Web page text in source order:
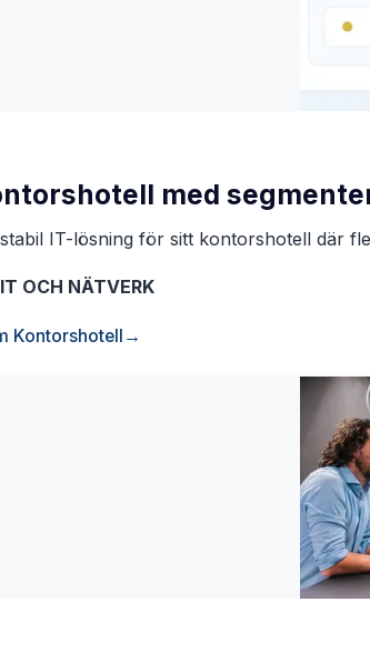
med
IT-lösning för sitt kontorshotell där
OCH NÄTVERK
Kontorshotell